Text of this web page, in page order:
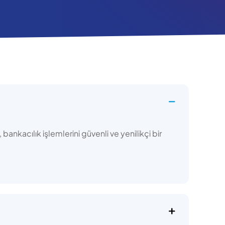
bankacılık işlemlerini güvenli ve yenilikçi bir